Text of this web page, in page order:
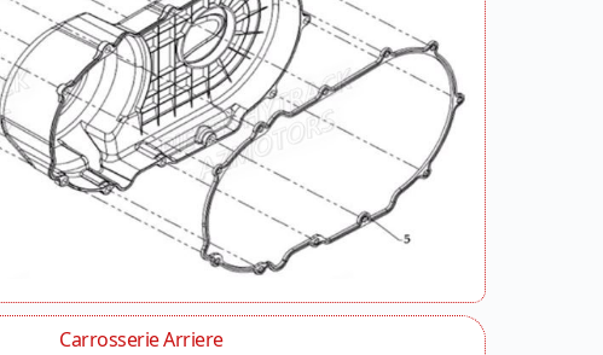
Carrosserie Arriere